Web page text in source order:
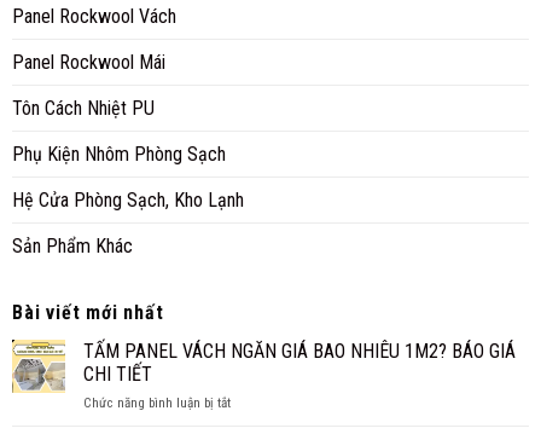
Panel Rockwool Vách
Panel Rockwool Mái
Tôn Cách Nhiệt PU
Phụ Kiện Nhôm Phòng Sạch
Hệ Cửa Phòng Sạch, Kho Lạnh
Sản Phẩm Khác
Bài viết mới nhất
TẤM PANEL VÁCH NGĂN GIÁ BAO NHIÊU 1M2? BÁO GIÁ
CHI TIẾT
Chức năng bình luận bị tắtở